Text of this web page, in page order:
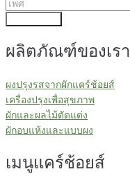
ผลิตภัณฑ์ของเรา
ผงปรุงรสจากผักแคร์ช้อยส์
เครื่องปรุงเพื่อสุขภาพ
ผักและผลไม้ตัดแต่ง
ผักอบแห้งและแบบผง
เมนูแคร์ช้อยส์